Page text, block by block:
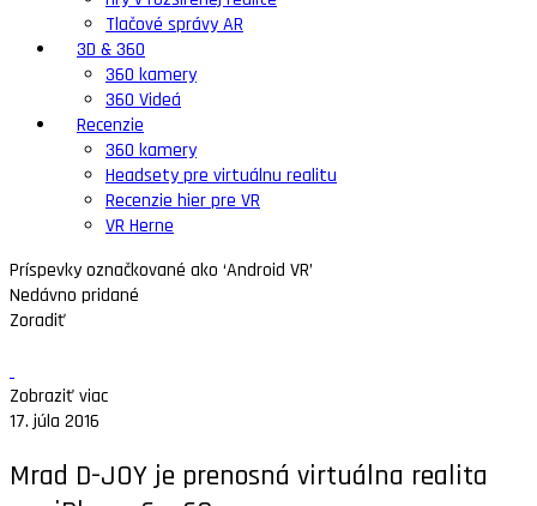
Tlačové správy AR
3D & 360
360 kamery
360 Videá
Recenzie
360 kamery
Headsety pre virtuálnu realitu
Recenzie hier pre VR
VR Herne
Príspevky označkované ako ‘Android VR’
Nedávno pridané
Zoradiť
Zobraziť viac
17. júla 2016
Mrad D-JOY je prenosná virtuálna realita